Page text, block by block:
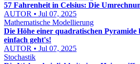
57 Fahrenheit in Celsius: Die
AUTOR • Jul 07, 2025
Mathematische Modellierung
Die Höhe einer quadratischen Pyramide
einfach geht's!
AUTOR • Jul 07, 2025
Stochastik